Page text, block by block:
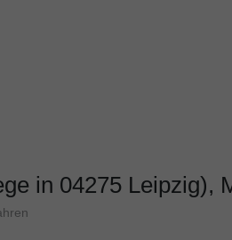
in 04275 Leipzig),